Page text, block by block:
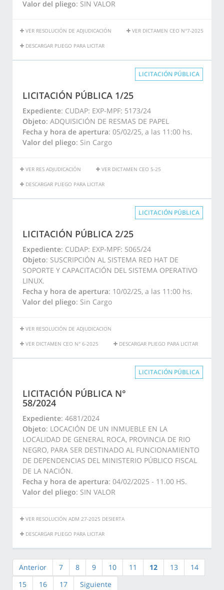
Valor del pliego: SIN VALOR
VER RESOLUCIÓN DE ADJUDICACIÓN VER DICTAMEN CEO N°7-2025
DESCARGAR PLIEGO PARA LICITAR
LICITACIÓN PÚBLICA
LICITACIÓN PÚBLICA 1/25
Expediente: CUDAP: EXP-MPF: 5173/24
Objeto: ADQUISICIÓN DE RESMAS DE PAPEL
Fecha y hora de apertura: 05/02/25, a las 11:00 hs.
Valor del pliego: Sin Cargo
VER RES ADJUDICACIÓN VER DICTAMEN CEO 5-25
DESCARGAR PLIEGO PARA LICITAR
LICITACIÓN PÚBLICA
LICITACIÓN PÚBLICA 2/25
Expediente: CUDAP: EXP-MPF: 5065/24
Objeto: SUSCRIPCIÓN AL SISTEMA RED HAT DE
SOPORTE Y CAPACITACIÓN DEL SISTEMA OPERATIVO
LINUX.
Fecha y hora de apertura: 10/02/25, a las 11:00 hs.
Valor del pliego: Sin Cargo
VER RESOLUCIÓN DE ADJUDICACION
VER DICTAMEN CEO N° 6-2025 DESCARGAR PLIEGO PARA LICITAR
LICITACIÓN PÚBLICA
LICITACIÓN PÚBLICA N°
58/2024
Expediente: 4681/2024
Objeto: LOCACIÓN DE UN INMUEBLE EN LA
LOCALIDAD DE GENERAL ROCA, PROVINCIA DE RIO
NEGRO, PARA SER DESTINADO AL FUNCIONAMIENTO
DE DEPENDENCIAS DEL MINISTERIO PÚBLICO FISCAL
DE LA NACIÓN.
Fecha y hora de apertura: 04/02/2025 - 11.00 HS.
Valor del pliego: SIN VALOR
VER RESOLUCIÓN ADM 27-2025 DESIERTA
DESCARGAR PLIEGO PARA LICITAR
Anterior 7 8 9 10 11 12 13
14
15
16 17 Siguiente